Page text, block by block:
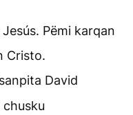
Pëmi karqan
Cristo.
David